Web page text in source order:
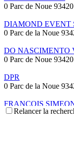
0 Parc de Noue
DIAMOND EVENT
0 Parc de la Noue
DO NASCIMENTO
0 Parc de Noue
DPR
0 Parc de la Noue
FRANCOIS
0 Parc de Noue
0 Parc de Noue
Relancer la